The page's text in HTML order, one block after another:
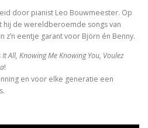
door pianist Leo Bouwmeester. Op
de wereldberoemde songs van
z’n eentje garant voor Björn én Benny.
All, Knowing Me Knowing You, Voulez
!
en voor elke generatie een